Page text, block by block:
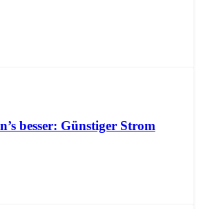
besser: Günstiger Strom